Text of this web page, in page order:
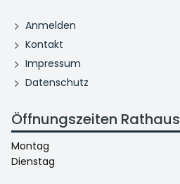
Anmelden
Kontakt
Impressum
Datenschutz
Öffnungszeiten Rathaus
Montag
Dienstag